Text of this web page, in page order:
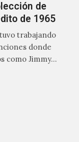
de
de 1965
trabajando
donde
como Jimmy…